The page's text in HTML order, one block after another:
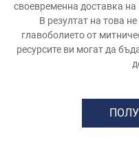
своевременна доставка
В резултат на това
главоболието от
ресурсите ви могат да